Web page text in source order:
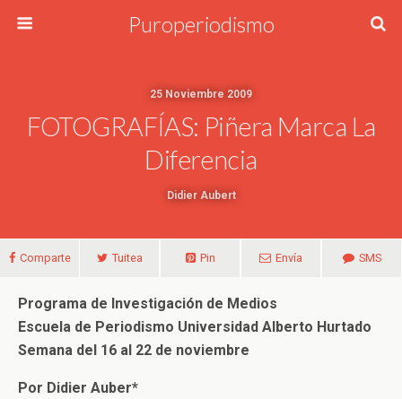
Puroperiodismo
25 Noviembre 2009
FOTOGRAFÍAS: Piñera Marca La
Diferencia
Didier Aubert
Comparte Tuitea Pin Envía SMS
Programa de Investigación de Medios
Escuela de Periodismo Universidad Alberto Hurtado
Semana del 16 al 22 de noviembre
Por Didier Auber*